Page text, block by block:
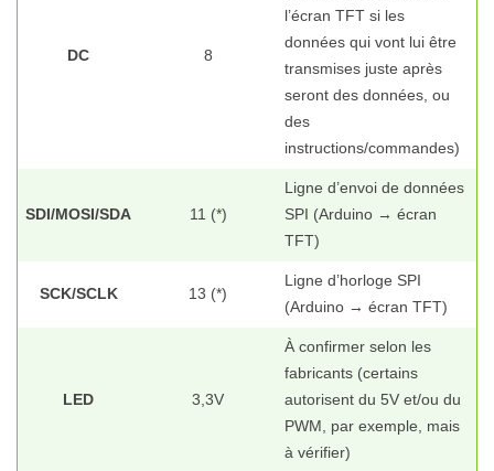
DC 8
l’écran TFT si les
données qui vont lui être
transmises juste après
seront des données, ou
des
instructions/commandes)
SDI/MOSI/SDA 11 (*)
Ligne d’envoi de données
SPI (Arduino → écran
TFT)
SCK/SCLK 13 (*)
Ligne d’horloge SPI
(Arduino → écran TFT)
LED 3,3V
À confirmer selon les
fabricants (certains
autorisent du 5V et/ou du
PWM, par exemple, mais
à vérifier)